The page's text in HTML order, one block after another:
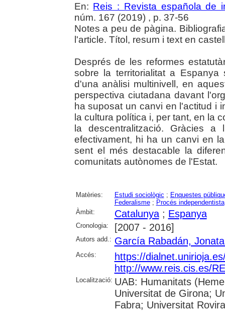
En: Reis : Revista española de
núm. 167 (2019) , p. 37-56
Notes a peu de pàgina.
l'article. Títol, resum i text en
Després de les reformes
sobre la territorialitat a
d'una anàlisi multinivell, en
perspectiva ciutadana davant
ha suposat un canvi en l'actitud i
la cultura política i, per tant, en la
la descentralització. Gràcies a
efectivament, hi ha un canvi en
sent el més destacable la
comunitats autònomes de l'Estat.
Matèries: Estudi sociològic ; Enquestes
Federalisme; Procés independentista
Àmbit:
Catalunya; Espanya
Cronologia: [2007 - 2016]
Autors add.: García Rabadán,
Accés:
https://
http://www.reis.cis.es/
Localització: UAB: Humanitats
Universitat de Girona;
Fabra; Universitat